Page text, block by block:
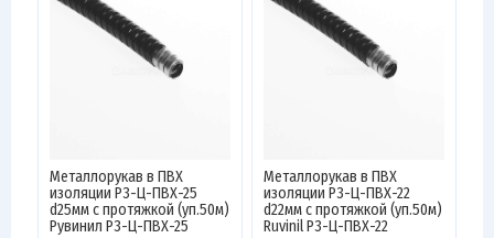
Металлорукав в ПВХ
изоляции Р3-Ц-ПВХ-25
d25мм с протяжкой (уп.50м)
Рувинил Р3-Ц-ПВХ-25
Металлорукав в ПВХ
изоляции Р3-Ц-ПВХ-22
d22мм с протяжкой (уп.50м)
Ruvinil Р3-Ц-ПВХ-22